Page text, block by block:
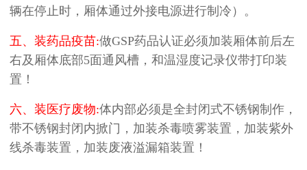
辆在停止时，厢体通过外接电源进行制冷）。
五、装药品疫苗:做GSP药品认证必须加装厢体前后左
右及厢体底部5面通风槽，和温湿度记录仪带打印装
置！
六、装医疗废物:体内部必须是全封闭式不锈钢制作，
带不锈钢封闭内掀门，加装杀毒喷雾装置，加装紫外
线杀毒装置，加装废液溢漏箱装置！